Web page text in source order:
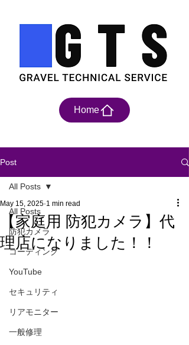
Home
Post
All Posts
防犯カメラ
コーディング
YouTube
セキュリティ
リアモニター
一般修理
All Posts
【家庭用 防犯カメラ】代
理店になりました！！
May 15, 2025 1 min read